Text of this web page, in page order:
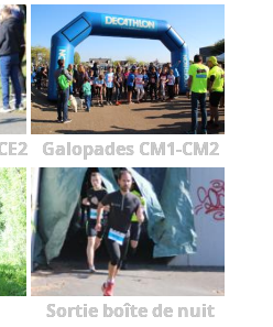
Galopades CM1-CM2
Sortie boîte de nuit